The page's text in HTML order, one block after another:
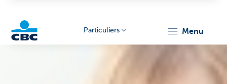
Particuliers menu